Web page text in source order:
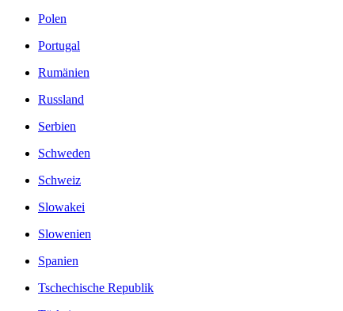
Polen
Portugal
Rumänien
Russland
Serbien
Schweden
Schweiz
Slowakei
Slowenien
Spanien
Tschechische Republik